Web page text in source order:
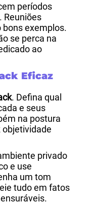
períodos
Reuniões
bons exemplos.
se perca na
ao
Eficaz
. Defina qual
e seus
na postura
objetividade
privado
e use
um tom
tudo em fatos